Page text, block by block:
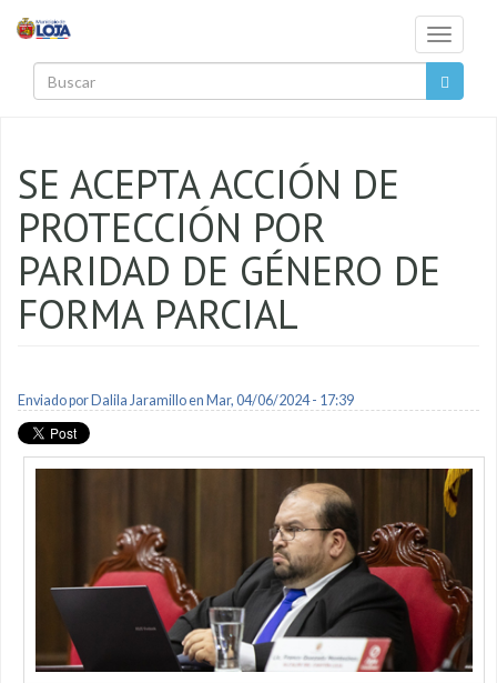
Toggle
SE ACEPTA ACCIÓN DE
PROTECCIÓN POR
PARIDAD DE GÉNERO DE
FORMA PARCIAL
Enviado por Dalila Jaramilloen Mar, 04/06/2024 - 17:39